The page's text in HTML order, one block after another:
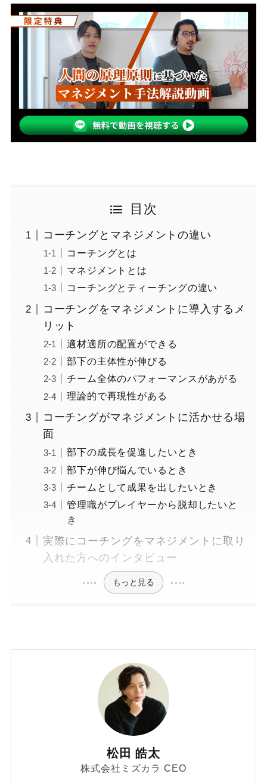
目次
コーチングとマネジメントの違い
コーチングとは
マネジメントとは
コーチングとティーチングの違い
コーチングをマネジメントに導入するメ
リット
適材適所の配置ができる
部下の主体性が伸びる
チーム全体のパフォーマンスがあがる
理論的で再現性がある
コーチングがマネジメントに活かせる場
面
部下の成長を促進したいとき
部下が伸び悩んでいるとき
チームとして成果を出したいとき
管理職がプレイヤーから脱却したいと
き
実際にコーチングをマネジメントに取り
入れた方へのインタビュー
もっと見る
松田 皓太
株式会社ミズカラ CEO